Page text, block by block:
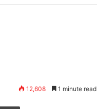
12,608 1 minute read